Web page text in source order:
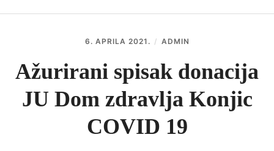
child
JAVNE NABAVKE
KONKURSI
UPUTE ZA PACIJENTE
FOTO GALERIJA
6. APRILA 2021. ADMIN
Ažurirani spisak donacija
JU Dom zdravlja Konjic
COVID 19